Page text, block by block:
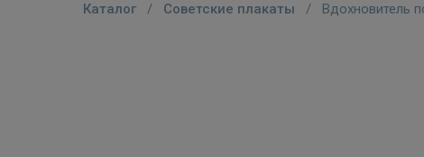
Каталог / Советские плакаты / Вдохновитель